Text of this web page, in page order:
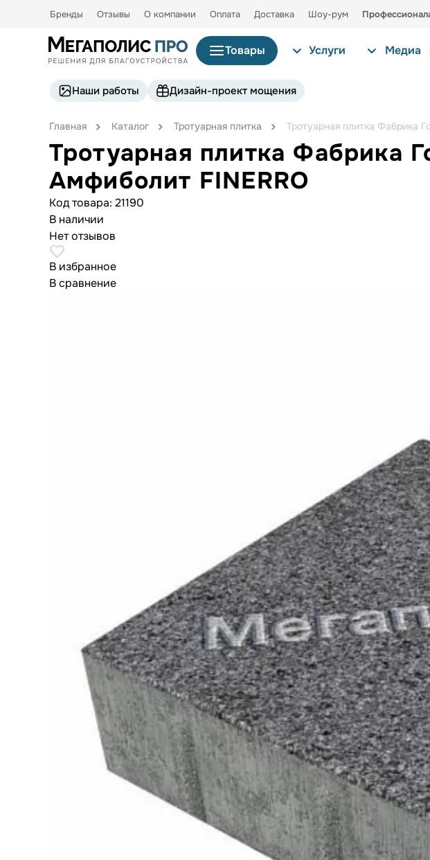
Бренды Отзывы О компании Оплата Доставка Шоу-рум
Товары Услуги Медиа
Наши работы Дизайн-проект мощения
Главная Каталог Тротуарная плитка Тротуарная плитка Фабрика
Тротуарная плитка Фабрика
Амфиболит FINERRO
Код товара: 21190
В наличии
Нет отзывов
В избранное
В сравнение